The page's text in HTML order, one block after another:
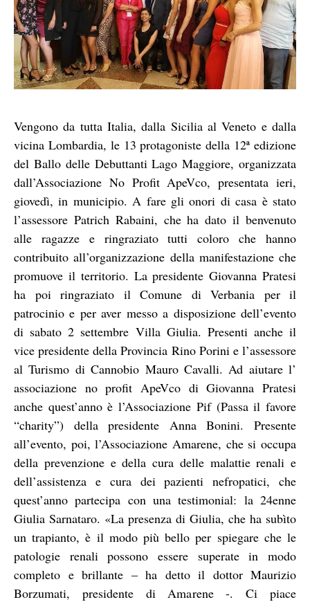
Vengono da tutta Italia, dalla Sicilia al Veneto e dalla
vicina Lombardia, le 13 protagoniste della 12ª edizione
del Ballo delle Debuttanti Lago Maggiore, organizzata
dall’Associazione No Profit ApeVco, presentata ieri,
giovedì, in municipio. A fare gli onori di casa è stato
l’assessore Patrich Rabaini, che ha dato il benvenuto
alle ragazze e ringraziato tutti coloro che hanno
contribuito all’organizzazione della manifestazione che
promuove il territorio. La presidente Giovanna Pratesi
ha poi ringraziato il Comune di Verbania per il
patrocinio e per aver messo a disposizione dell’evento
di sabato 2 settembre Villa Giulia. Presenti anche il
vice presidente della Provincia Rino Porini e l’assessore
al Turismo di Cannobio Mauro Cavalli. Ad aiutare l’
associazione no profit ApeVco di Giovanna Pratesi
anche quest’anno è l’Associazione Pif (Passa il favore
“charity”) della presidente Anna Bonini. Presente
all’evento, poi, l’Associazione Amarene, che si occupa
della prevenzione e della cura delle malattie renali e
dell’assistenza e cura dei pazienti nefropatici, che
quest’anno partecipa con una testimonial: la 24enne
Giulia Sarnataro. «La presenza di Giulia, che ha subìto
un trapianto, è il modo più bello per spiegare che le
patologie renali possono essere superate in modo
completo e brillante – ha detto il dottor Maurizio
Borzumati, presidente di Amarene -. Ci piace